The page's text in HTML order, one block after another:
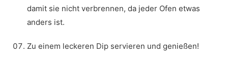
damit sie nicht verbrennen, da jeder Ofen etwas
anders ist.
Zu einem leckeren Dip servieren und genießen!